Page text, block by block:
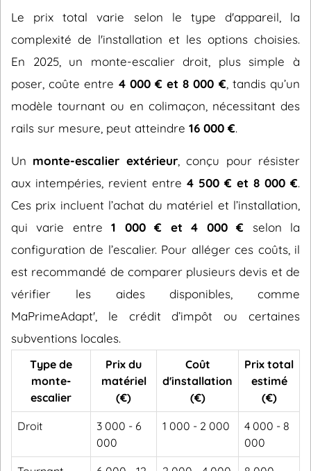
Le prix total varie selon le type d'appareil, la
complexité de l'installation et les options choisies.
En 2025, un monte-escalier droit, plus simple à
poser, coûte entre 4 000 € et 8 000 € , tandis qu’un
modèle tournant ou en colimaçon, nécessitant des
rails sur mesure, peut atteindre 16 000 €.
Un monte-escalier extérieur, conçu pour résister
aux intempéries, revient entre 4 500 € et 8 000 €.
Ces prix incluent l’achat du matériel et l’installation,
qui varie entre1 000 € et 4 000 € selon la
configuration de l’escalier. Pour alléger ces coûts, il
est recommandé de comparer plusieurs devis et de
vérifier les aides disponibles, comme
MaPrimeAdapt', le crédit d’impôt ou certaines
subventions locales.
Type de
monte-
escalier
Prix du
matériel
(€)
Coût
d'installation
(€)
Prix total
estimé
(€)
Droit
3 000 - 6
000
1 000 - 2 000
4 000 - 8
000